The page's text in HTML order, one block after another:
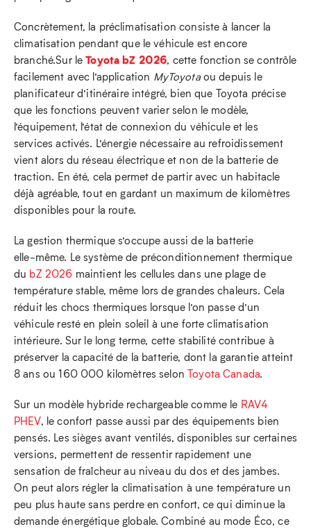
Concrètement, la préclimatisation consiste à lancer la
climatisation pendant que le véhicule est encore
branché.Sur leToyota bZ 2026, cette fonction se contrôle
facilement avec l’application MyToyotaou depuis le
planificateur d’itinéraire intégré, bien que Toyota précise
que les fonctions peuvent varier selon le modèle,
l’équipement, l’état de connexion du véhicule et les
services activés. L’énergie nécessaire au refroidissement
vient alors du réseau électrique et non de la batterie de
traction. En été, cela permet de partir avec un habitacle
déjà agréable, tout en gardant un maximum de kilomètres
disponibles pour la route.
La gestion thermique s’occupe aussi de la batterie
elle‑même. Le système de préconditionnement thermique
du bZ 2026 maintient les cellules dans une plage de
température stable, même lors de grandes chaleurs. Cela
réduit les chocs thermiques lorsque l’on passe d’un
véhicule resté en plein soleil à une forte climatisation
intérieure. Sur le long terme, cette stabilité contribue à
préserver la capacité de la batterie, dont la garantie atteint
8 ans ou 160 000 kilomètres selonToyota Canada.
Sur un modèle hybride rechargeable comme le RAV4
PHEV, le confort passe aussi par des équipements bien
pensés. Les sièges avant ventilés, disponibles sur certaines
versions, permettent de ressentir rapidement une
sensation de fraîcheur au niveau du dos et des jambes.
On peut alors régler la climatisation à une température un
peu plus haute sans perdre en confort, ce qui diminue la
demande énergétique globale. Combiné au mode Éco, ce